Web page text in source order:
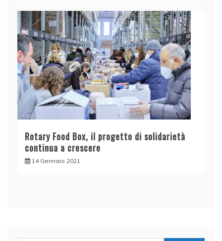
Rotary Food Box, il progetto di solidarietà
continua a crescere
14 Gennaio 2021